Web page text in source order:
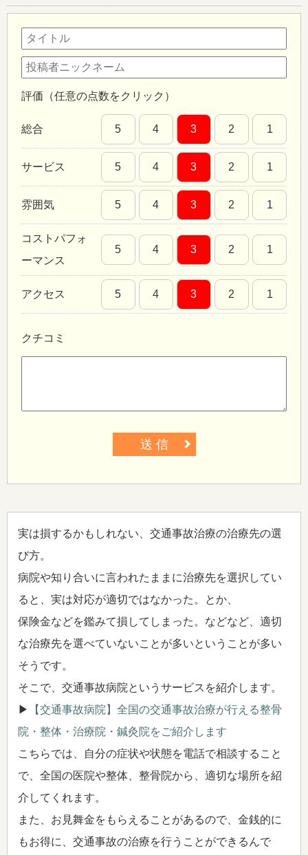
評価（任意の点数をクリック）
総合 5 4 3 2 1
サービス 5 4 3 2 1
雰囲気 5 4 3 2 1
コストパフォ
ーマンス
5 4 3 2 1
アクセス 5 4 3 2 1
クチコミ
送 信
実は損するかもしれない、交通事故治療の治療先の選
び方。
病院や知り合いに言われたままに治療先を選択してい
ると、実は対応が適切ではなかった。とか、
保険金などを鑑みて損してしまった。などなど、適切
な治療先を選べていないことが多いということが多い
そうです。
そこで、交通事故病院というサービスを紹介します。
▶
【交通事故病院】全国の交通事故治療が行える整骨
院・整体・治療院・鍼灸院をご紹介します
こちらでは、自分の症状や状態を電話で相談すること
で、全国の医院や整体、整骨院から、適切な場所を紹
介してくれます。
また、お見舞金をもらえることがあるので、金銭的に
もお得に、交通事故の治療を行うことができるんで